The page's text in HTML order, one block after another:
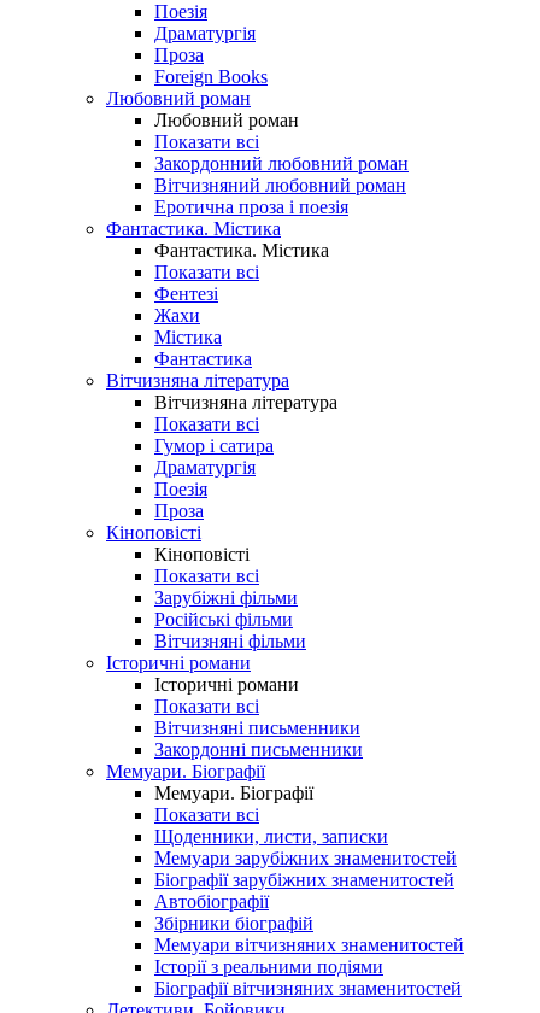
Поезія
Драматургія
Проза
Foreign Books
Любовний роман
Любовний роман
Показати всі
Закордонний любовний роман
Вітчизняний любовний роман
Еротична проза і поезія
Фантастика. Містика
Фантастика. Містика
Показати всі
Фентезі
Жахи
Містика
Фантастика
Вітчизняна література
Вітчизняна література
Показати всі
Гумор і сатира
Драматургія
Поезія
Проза
Кіноповісті
Кіноповісті
Показати всі
Зарубіжні фільми
Російські фільми
Вітчизняні фільми
Історичні романи
Історичні романи
Показати всі
Вітчизняні письменники
Закордонні письменники
Мемуари. Біографії
Мемуари. Біографії
Показати всі
Щоденники, листи, записки
Мемуари зарубіжних знаменитостей
Біографії зарубіжних знаменитостей
Автобіографії
Збірники біографій
Мемуари вітчизняних знаменитостей
Історії з реальними подіями
Біографії вітчизняних знаменитостей